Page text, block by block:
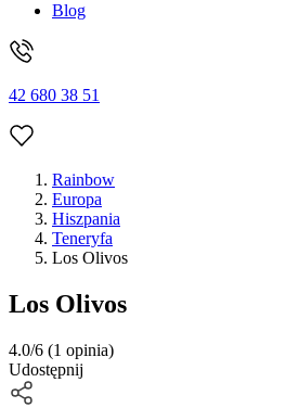
Blog
42 680 38 51
Rainbow
Europa
Hiszpania
Teneryfa
Los Olivos
Los Olivos
4.0/6 (1 opinia)
Udostępnij